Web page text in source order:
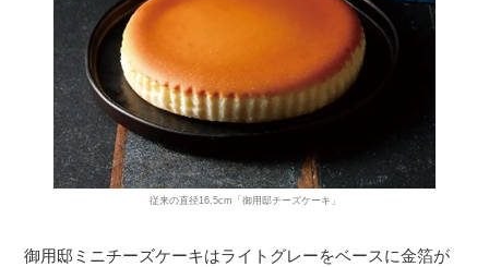
従来の直径16.5cm「御用邸チーズケーキ」
御用邸ミニチーズケーキはライトグレーをベースに金箔が